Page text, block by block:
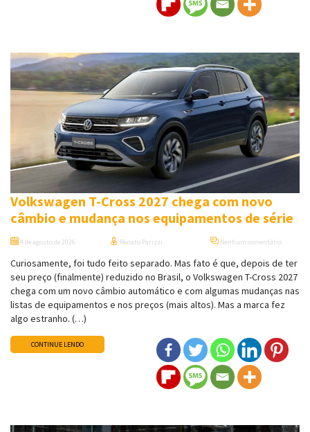
Volkswagen T-Cross 2027 chega com novo
câmbio e mudança nos equipamentos de série
4 de agosto de 2026 Renato Parizzi Nenhum comentário
Curiosamente, foi tudo feito separado. Mas fato é que, depois de ter
seu preço (finalmente) reduzido no Brasil, o Volkswagen T-Cross 2027
chega com um novo câmbio automático e com algumas mudanças nas
listas de equipamentos e nos preços (mais altos). Mas a marca fez
algo estranho. (…)
CONTINUE LENDO